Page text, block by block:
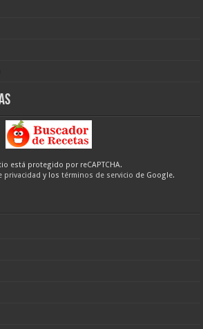
está protegido por reCAPTCHA.
privacidad y los términos de servicio de Google.